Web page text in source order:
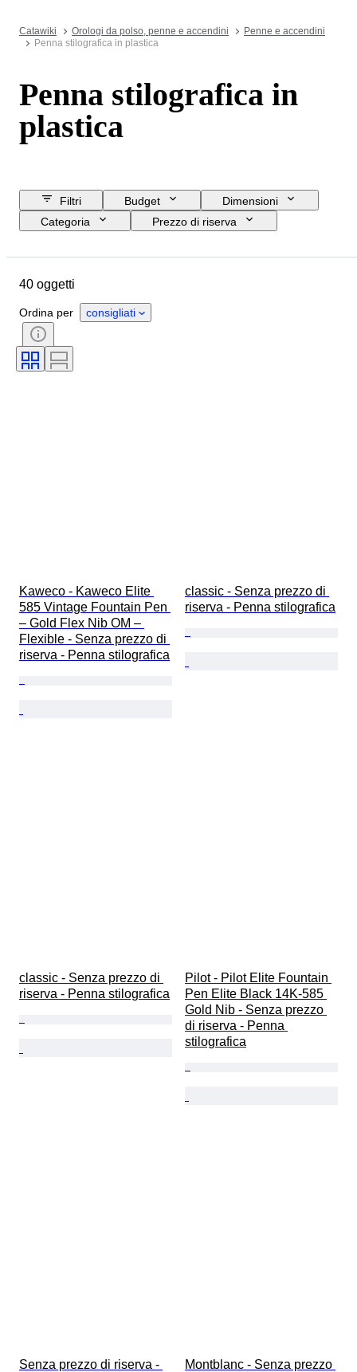
Catawiki Orologi da polso, penne e accendini
Penne e accendini
Penna stilografica in plastica
Penna stilografica in
plastica
Filtri Budget
Dimensioni
Categoria
Prezzo di riserva
Oggetto
Materiale
Condizioni
Periodo
Epoca
Misura del pennino
40 oggetti
Ordina per consigliati
Kaweco - Kaweco Elite
585 Vintage Fountain Pen
– Gold Flex Nib OM –
Flexible - Senza prezzo di
riserva - Penna stilografica
classic - Senza prezzo di
riserva - Penna stilografica
classic - Senza prezzo di
riserva - Penna stilografica
Pilot - Pilot Elite Fountain
Pen Elite Black 14K-585
Gold Nib - Senza prezzo
di riserva - Penna
stilografica
Senza prezzo di riserva -
Montblanc - Senza prezzo